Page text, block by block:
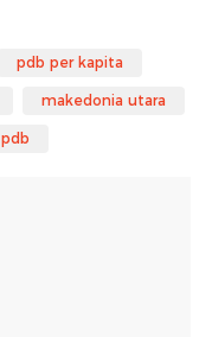
pdb per kapita
makedonia utara
pdb